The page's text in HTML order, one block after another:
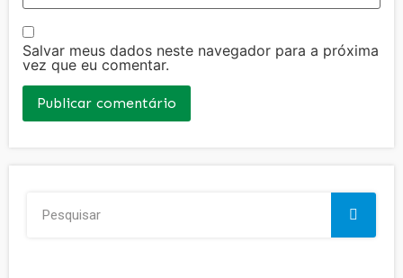
Salvar meus dados neste navegador para a próxima
vez que eu comentar.